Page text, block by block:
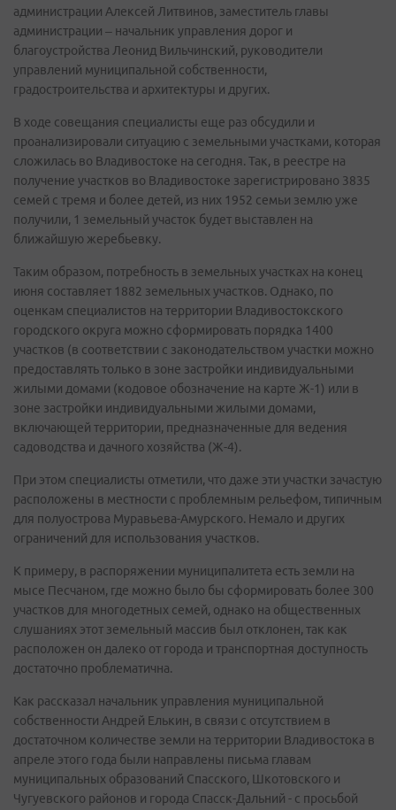
администрации Алексей Литвинов, заместитель главы
администрации – начальник управления дорог и
благоустройства Леонид Вильчинский, руководители
управлений муниципальной собственности,
градостроительства и архитектуры и других.
В ходе совещания специалисты еще раз обсудили и
проанализировали ситуацию с земельными участками, которая
сложилась во Владивостоке на сегодня. Так, в реестре на
получение участков во Владивостоке зарегистрировано 3835
семей с тремя и более детей, из них 1952 семьи землю уже
получили, 1 земельный участок будет выставлен на
ближайшую жеребьевку.
Таким образом, потребность в земельных участках на конец
июня составляет 1882 земельных участков. Однако, по
оценкам специалистов на территории Владивостокского
городского округа можно сформировать порядка 1400
участков (в соответствии с законодательством участки можно
предоставлять только в зоне застройки индивидуальными
жилыми домами (кодовое обозначение на карте Ж-1) или в
зоне застройки индивидуальными жилыми домами,
включающей территории, предназначенные для ведения
садоводства и дачного хозяйства (Ж-4).
При этом специалисты отметили, что даже эти участки зачастую
расположены в местности с проблемным рельефом, типичным
для полуострова Муравьева-Амурского. Немало и других
ограничений для использования участков.
К примеру, в распоряжении муниципалитета есть земли на
мысе Песчаном, где можно было бы сформировать более 300
участков для многодетных семей, однако на общественных
слушаниях этот земельный массив был отклонен, так как
расположен он далеко от города и транспортная доступность
достаточно проблематична.
Как рассказал начальник управления муниципальной
собственности Андрей Елькин, в связи с отсутствием в
достаточном количестве земли на территории Владивостока в
апреле этого года были направлены письма главам
муниципальных образований Спасского, Шкотовского и
Чугуевского районов и города Спасск-Дальний - с просьбой